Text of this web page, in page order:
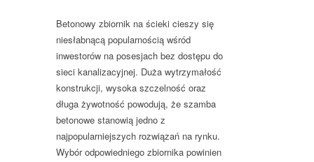
Betonowy zbiornik na ścieki cieszy się
niesłabnącą popularnością wśród
inwestorów na posesjach bez dostępu do
sieci kanalizacyjnej. Duża wytrzymałość
konstrukcji, wysoka szczelność oraz
długa żywotność powodują, że szamba
betonowe stanowią jedno z
najpopularniejszych rozwiązań na rynku.
Wybór odpowiedniego zbiornika powinien